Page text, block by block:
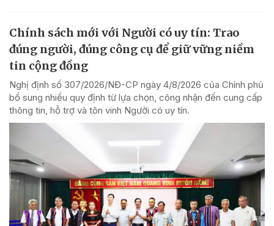
Chính sách mới với Người có uy tín: Trao
đúng người, đúng công cụ để giữ vững niềm
tin cộng đồng
Nghị định số 307/2026/NĐ-CP ngày 4/8/2026 của Chính phủ
bổ sung nhiều quy định từ lựa chọn, công nhận đến cung cấp
thông tin, hỗ trợ và tôn vinh Người có uy tín.